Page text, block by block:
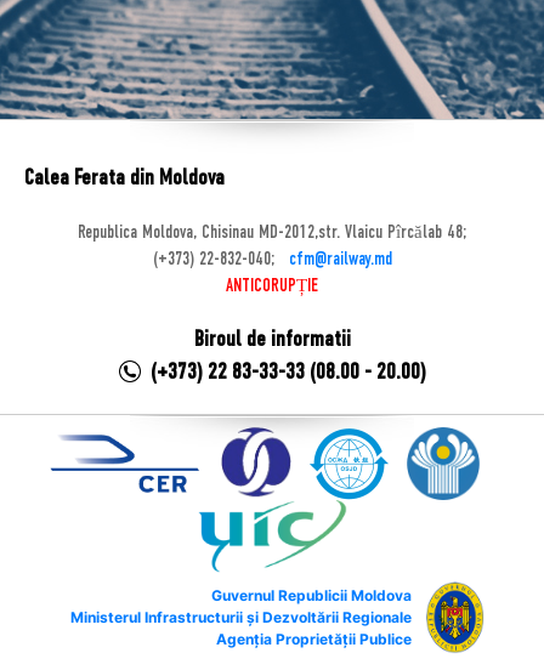
Calea Ferata din Moldova
Republica Moldova, Chisinau MD-2012,str. Vlaicu Pîrcălab 48;
(+373) 22-832-040;
cfm@railway.md
ANTICORUPȚIE
Biroul de informatii
(+373) 22 83-33-33 (08.00 - 20.00)
Guvernul Republicii Moldova
Ministerul Infrastructurii și Dezvoltării Regionale
Agenția Proprietății Publice